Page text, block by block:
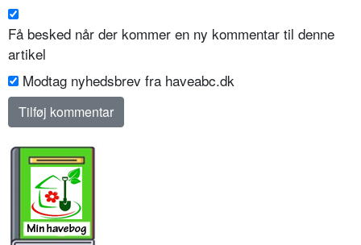
Få besked når der kommer en ny kommentar til denne
artikel
Modtag nyhedsbrev fra haveabc.dk